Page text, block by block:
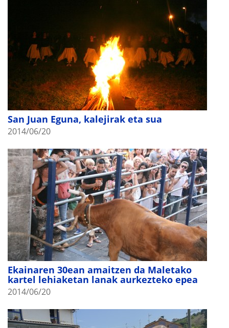
San Juan Eguna, kalejirak eta sua
2014/06/20
Ekainaren 30ean amaitzen da Maletako
kartel lehiaketan lanak aurkezteko epea
2014/06/20